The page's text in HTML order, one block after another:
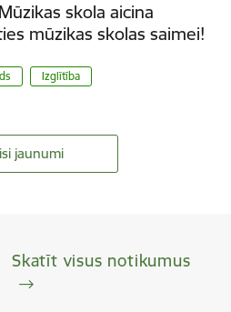
skola aicina
mūzikas skolas saimei!
Izglītība
jaunumi
Skatīt visus notikumus